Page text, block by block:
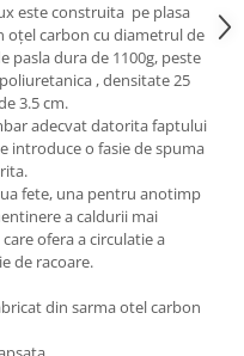
este construita pe plasa
oțel carbon cu diametrul de
pasla dura de 1100g, peste
, densitate 25
3.5 cm.
adecvat datorita faptului
introduce o fasie de spuma
fete, una pentru anotimp
a caldurii mai
ofera a circulatie a
de racoare.
din sarma otel carbon